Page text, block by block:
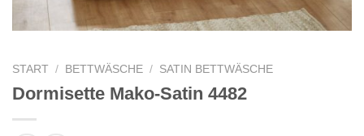
START / BETTWÄSCHE / SATIN BETTWÄSCHE
Dormisette Mako-Satin 4482